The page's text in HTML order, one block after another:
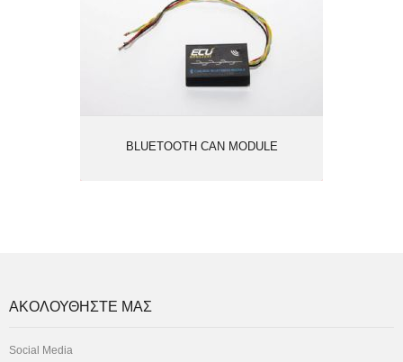
BLUETOOTH CAN MODULE
ΑΚΟΛΟΥΘΗΣΤΕ ΜΑΣ
Social Media